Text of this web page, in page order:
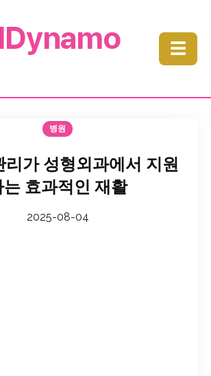
☰
병원
리가 성형외과에서 지원
는 효과적인 재활
2025-08-04